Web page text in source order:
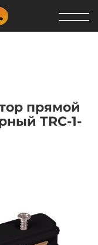
прямой
TRC-1-